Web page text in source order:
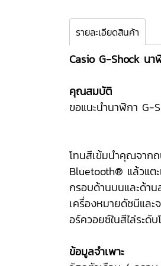
รายละเอียดสินค้า
Casio G-Shock น
คุณสมบัติ
ขอแนะนำนาฬิกา G-
โทนสีเข้มนำคุณจาก
Bluetooth® แล้วแต
กรอบด้านบนและด้า
เครื่องหมายดัชนีแล
อร์ควอยซ์ในสีไล่ระดั
ข้อมูลจำเพาะ